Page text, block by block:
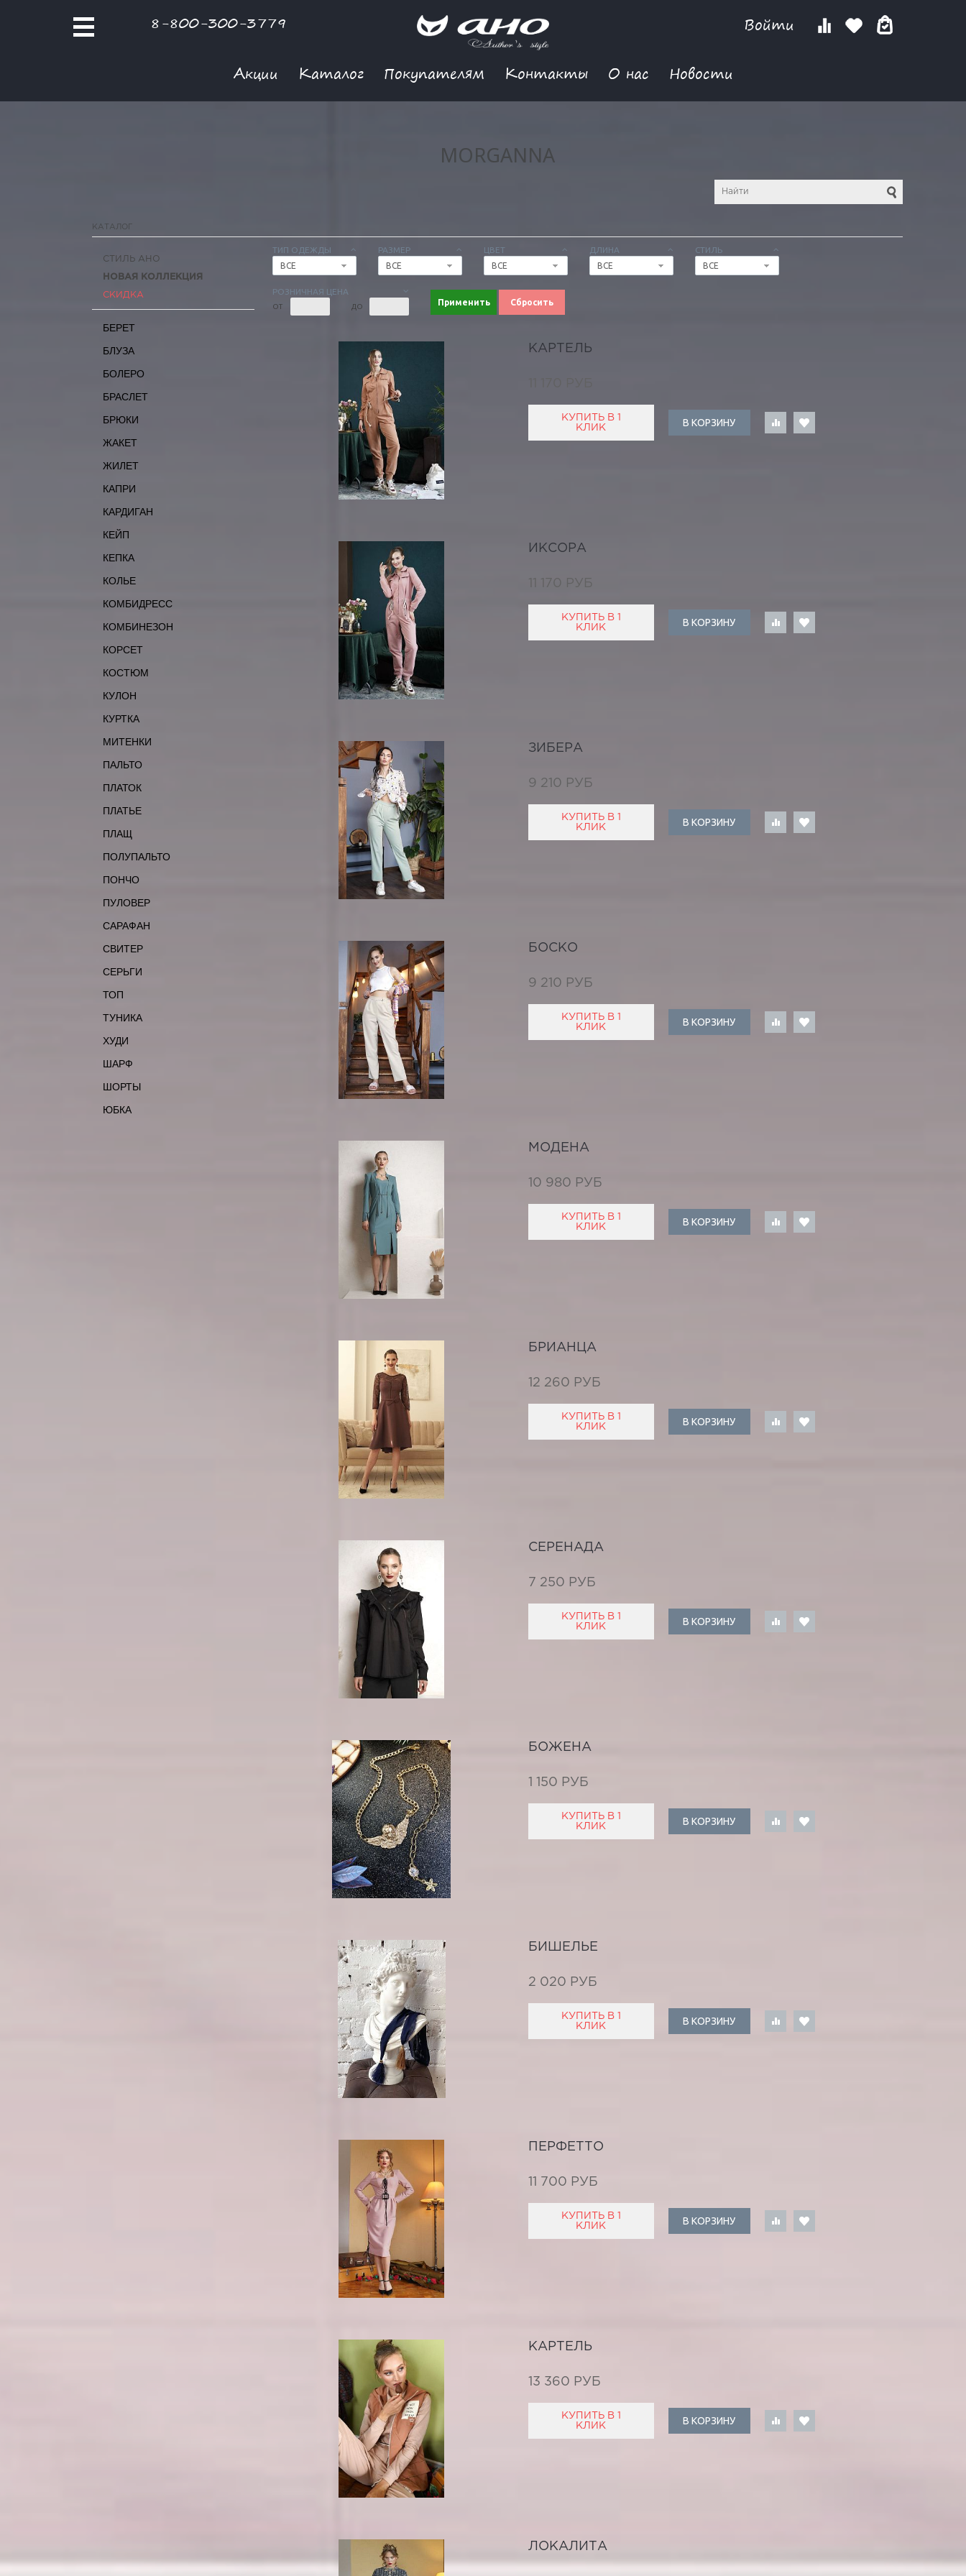
8-800-300-3779 Войти
Акции Каталог Покупателям Контакты О нас Новости
MORGANNA
КАТАЛОГ
ТИП ОДЕЖДЫ
ВСЕ
РАЗМЕР
ВСЕ
ЦВЕТ
ВСЕ
ДЛИНА
ВСЕ
СТИЛЬ
ВСЕ
РОЗНИЧНАЯ ЦЕНА
ОТ ДО Применить Сбросить
СТИЛЬ АНО
НОВАЯ КОЛЛЕКЦИЯ
СКИДКА
БЕРЕТ
БЛУЗА
БОЛЕРО
БРАСЛЕТ
БРЮКИ
ЖАКЕТ
ЖИЛЕТ
КАПРИ
КАРДИГАН
КЕЙП
КЕПКА
КОЛЬЕ
КОМБИДРЕСС
КОМБИНЕЗОН
КОРСЕТ
КОСТЮМ
КУЛОН
КУРТКА
МИТЕНКИ
ПАЛЬТО
ПЛАТОК
ПЛАТЬЕ
ПЛАЩ
ПОЛУПАЛЬТО
ПОНЧО
ПУЛОВЕР
САРАФАН
СВИТЕР
СЕРЬГИ
ТОП
ТУНИКА
ХУДИ
ШАРФ
ШОРТЫ
ЮБКА
КАРТЕЛЬ
КУПИТЬ В 1
КЛИК
В КОРЗИНУ
ИКСОРА
11 170 РУБ
КУПИТЬ В 1
КЛИК
В КОРЗИНУ
ЗИБЕРА
9 210 РУБ
КУПИТЬ В 1
КЛИК
В КОРЗИНУ
БОСКО
9 210 РУБ
КУПИТЬ В 1
КЛИК
В КОРЗИНУ
МОДЕНА
10 980 РУБ
КУПИТЬ В 1
КЛИК
В КОРЗИНУ
БРИАНЦА
12 260 РУБ
КУПИТЬ В 1
КЛИК
В КОРЗИНУ
СЕРЕНАДА
7 250 РУБ
КУПИТЬ В 1
КЛИК
В КОРЗИНУ
БОЖЕНА
1 150 РУБ
КУПИТЬ В 1
КЛИК
В КОРЗИНУ
БИШЕЛЬЕ
2 020 РУБ
КУПИТЬ В 1
КЛИК
В КОРЗИНУ
ПЕРФЕТТО
11 700 РУБ
КУПИТЬ В 1
КЛИК
В КОРЗИНУ
КАРТЕЛЬ
13 360 РУБ
КУПИТЬ В 1
КЛИК
В КОРЗИНУ
ЛОКАЛИТА